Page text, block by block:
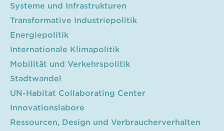
Systeme und Infrastrukturen
Transformative Industriepolitik
Energiepolitik
Internationale Klimapolitik
Mobilität und Verkehrspolitik
Stadtwandel
UN-Habitat Collaborating Center
Innovationslabore
Ressourcen, Design und Verbraucherverhalten